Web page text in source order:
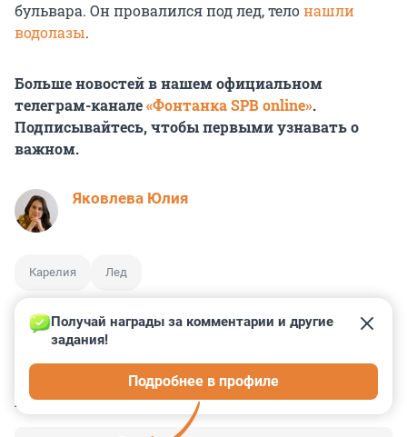
бульвара. Он провалился под лед, телонашли
водолазы.
Больше новостей в нашем официальном
телеграм-канале«Фонтанка SPB online».
Подписывайтесь, чтобы первыми узнавать о
важном.
Яковлева Юлия
Карелия Лед
КОММЕНТАРИИ 33
Получай награды за комментарии и другие
задания!
Подробнее в профиле